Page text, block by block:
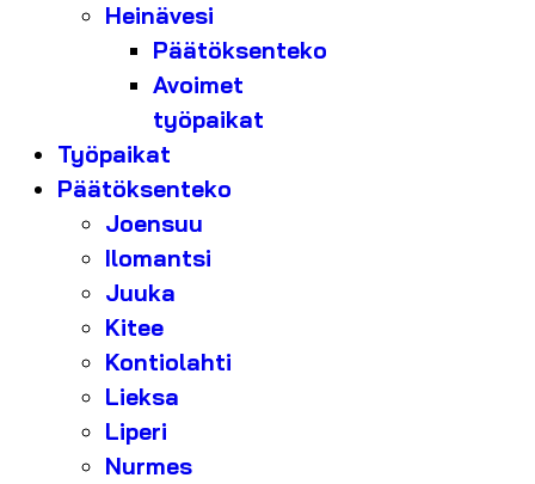
Heinävesi
Päätöksenteko
Avoimet
työpaikat
Työpaikat
Päätöksenteko
Joensuu
Ilomantsi
Juuka
Kitee
Kontiolahti
Lieksa
Liperi
Nurmes